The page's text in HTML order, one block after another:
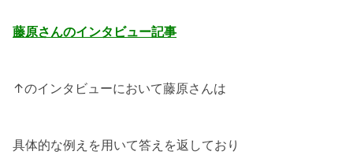
藤原さんのインタビュー記事
↑のインタビューにおいて藤原さんは
具体的な例えを用いて答えを返しており